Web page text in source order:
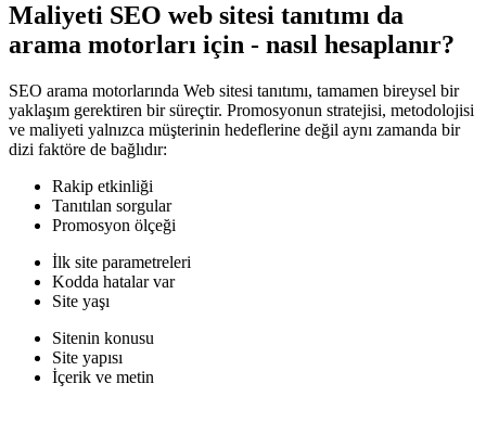
Maliyeti SEO web sitesi tanıtımı da
arama motorları için - nasıl hesaplanır?
SEO arama motorlarında Web sitesi tanıtımı, tamamen bireysel bir
yaklaşım gerektiren bir süreçtir. Promosyonun stratejisi, metodolojisi
ve maliyeti yalnızca müşterinin hedeflerine değil aynı zamanda bir
dizi faktöre de bağlıdır:
Rakip etkinliği
Tanıtılan sorgular
Promosyon ölçeği
İlk site parametreleri
Kodda hatalar var
Site yaşı
Sitenin konusu
Site yapısı
İçerik ve metin